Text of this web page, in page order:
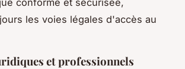
conforme et sécurisée,
les voies légales d'accès au
et professionnels